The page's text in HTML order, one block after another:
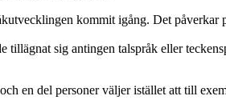
kommit igång. Det påverkar
tillägnat sig antingen talspråk eller
en del personer väljer istället att till